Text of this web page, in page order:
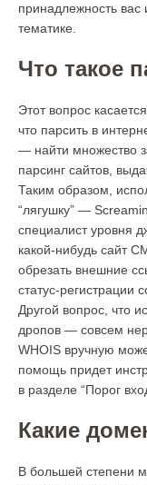
принадлежность вас
тематике.
Что такое
Этот вопрос
что парсить в
— найти множество
парсинг сайтов,
Таким образом,
“лягушку” —
специалист уровня
какой-нибудь сайт
обрезать внешние
статус-регистрации
Другой вопрос, что
дропов — совсем
WHOIS вручную
помощь придет
в разделе “Порог
Какие
В большей степени